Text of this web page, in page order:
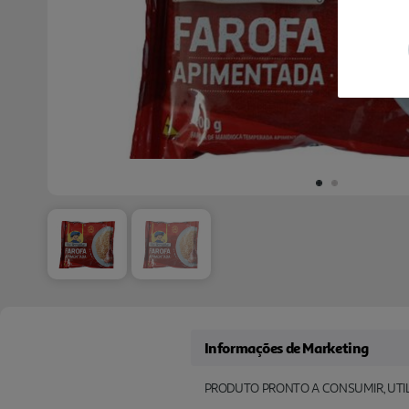
Informações de Marketing
PRODUTO PRONTO A CONSUMIR,